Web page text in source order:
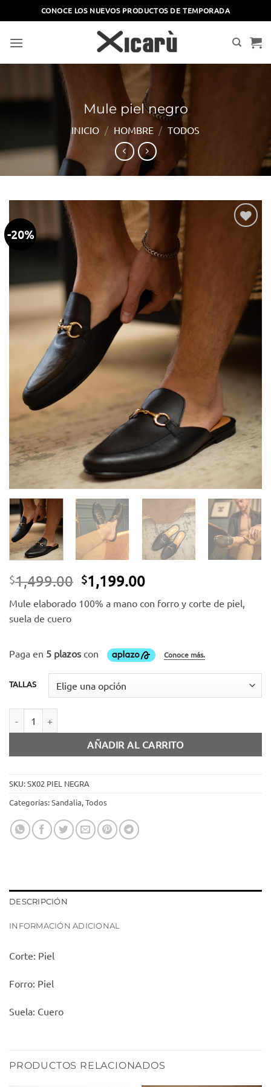
al
contenido
CONOCE LOS NUEVOS PRODUCTOS DE TEMPORADA
Mule piel negro
INICIO / HOMBRE / TODOS
-20%
deseos
$1,499.00 El
precio
original
$1,199.00El
actual
Mule elaborado 100% a mano con forro y corte de piel,
suela de cuero
TALLAS
AÑADIR AL CARRITO
SKU:SX02 PIEL NEGRA
Categorías:Sandalia,Todos
DESCRIPCIÓN
INFORMACIÓN ADICIONAL
Corte: Piel
Forro: Piel
Suela: Cuero
PRODUCTOS RELACIONADOS